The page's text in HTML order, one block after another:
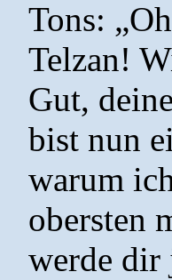
Tons:
Telzan!
Gut,
bist nun
warum
obersten
werde dir